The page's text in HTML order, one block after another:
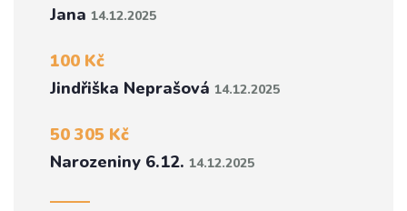
Jana 14.12.2025
100 Kč
Jindřiška Neprašová 14.12.2025
50 305 Kč
Narozeniny 6.12. 14.12.2025